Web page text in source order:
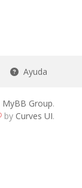
Ayuda
MyBB Group.
by Curves UI.